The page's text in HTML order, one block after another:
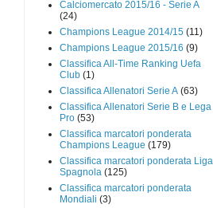
Calciomercato 2015/16 - Serie A
(24)
Champions League 2014/15 (11)
Champions League 2015/16 (9)
Classifica All-Time Ranking Uefa
Club (1)
Classifica Allenatori Serie A (63)
Classifica Allenatori Serie B e Lega
Pro (53)
Classifica marcatori ponderata
Champions League (179)
Classifica marcatori ponderata Liga
Spagnola (125)
Classifica marcatori ponderata
Mondiali (3)